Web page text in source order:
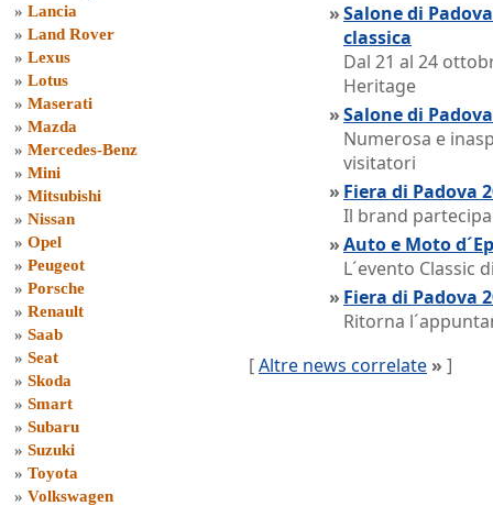
» Lancia
» Land Rover
» Lexus
» Lotus
» Maserati
» Mazda
» Mercedes-Benz
» Mini
» Mitsubishi
» Nissan
» Opel
» Peugeot
» Porsche
» Renault
» Saab
» Seat
» Skoda
» Smart
» Subaru
» Suzuki
» Toyota
» Volkswagen
»Salone di
classica
Dal 21 al 24
Heritage
»Salone di
Numerosa e
visitatori
» Fiera di Padova
Il brand
»Auto e Moto
L´evento Classic
» Fiera di Padova
Ritorna
[Altre news correlate » ]